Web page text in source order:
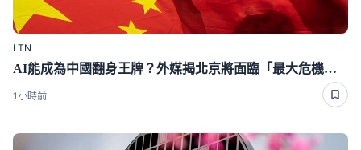
LTN
AI能成為中國翻身王牌？外媒揭北京將面臨「最大危機」 恐慘遭反噬
1小時前